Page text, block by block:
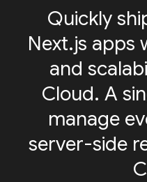
Quickly
Next.js apps
and
Cloud. A
manage
server-side